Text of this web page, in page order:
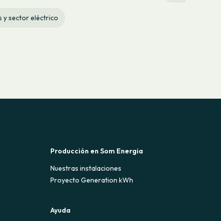
y sector eléctrico
Producción en Som Energia
Nuestras instalaciones
Proyecto Generation kWh
Ayuda